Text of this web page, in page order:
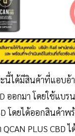
นี้ได้มีสินค้าที่แอบอ้
ออกมา โดยใช้แบ
โดยได้ออกสินค้า
PLUS CBD